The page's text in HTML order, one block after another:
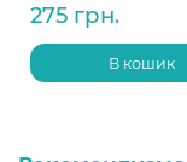
275 грн.
В кошик